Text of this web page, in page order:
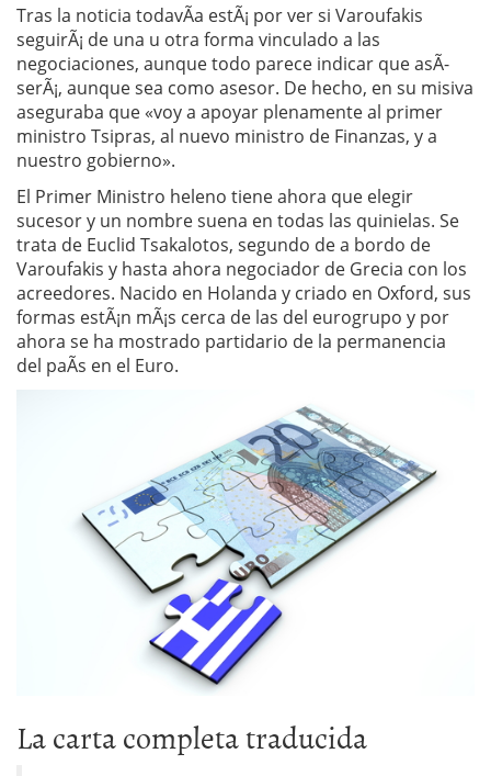
Tras la noticia todavÃ­a estÃ¡ por ver si Varoufakis
seguirÃ¡ de una u otra forma vinculado a las
negociaciones, aunque todo parece indicar que asÃ­
serÃ¡, aunque sea como asesor. De hecho, en su misiva
aseguraba que «voy a apoyar plenamente al primer
ministro Tsipras, al nuevo ministro de Finanzas, y a
nuestro gobierno».
El Primer Ministro heleno tiene ahora que elegir
sucesor y un nombre suena en todas las quinielas. Se
trata de Euclid Tsakalotos, segundo de a bordo de
Varoufakis y hasta ahora negociador de Grecia con los
acreedores. Nacido en Holanda y criado en Oxford, sus
formas estÃ¡n mÃ¡s cerca de las del eurogrupo y por
ahora se ha mostrado partidario de la permanencia
del paÃ­s en el Euro.
La carta completa traducida